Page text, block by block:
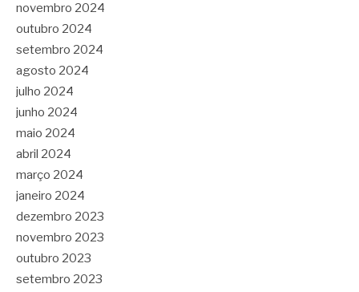
novembro 2024
outubro 2024
setembro 2024
agosto 2024
julho 2024
junho 2024
maio 2024
abril 2024
março 2024
janeiro 2024
dezembro 2023
novembro 2023
outubro 2023
setembro 2023